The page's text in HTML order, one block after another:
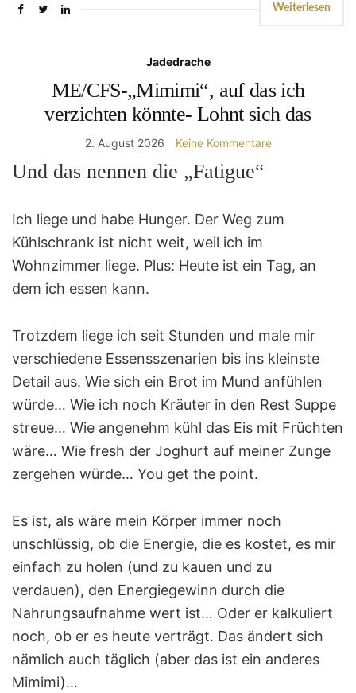
Weiterlesen
Jadedrache
ME/CFS-„Mimimi“, auf das ich
verzichten könnte- Lohnt sich das
2. August 2026 Keine Kommentare
Und das nennen die „Fatigue“
Ich liege und habe Hunger. Der Weg zum
Kühlschrank ist nicht weit, weil ich im
Wohnzimmer liege. Plus: Heute ist ein Tag, an
dem ich essen kann.
Trotzdem liege ich seit Stunden und male mir
verschiedene Essensszenarien bis ins kleinste
Detail aus. Wie sich ein Brot im Mund anfühlen
würde… Wie ich noch Kräuter in den Rest Suppe
streue… Wie angenehm kühl das Eis mit Früchten
wäre… Wie fresh der Joghurt auf meiner Zunge
zergehen würde… You get the point.
Es ist, als wäre mein Körper immer noch
unschlüssig, ob die Energie, die es kostet, es mir
einfach zu holen (und zu kauen und zu
verdauen), den Energiegewinn durch die
Nahrungsaufnahme wert ist… Oder er kalkuliert
noch, ob er es heute verträgt. Das ändert sich
nämlich auch täglich (aber das ist ein anderes
Mimimi)…